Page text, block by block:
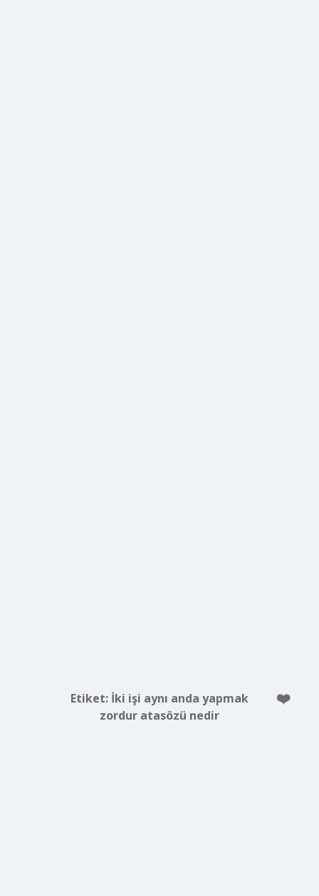
Etiket: İki işi aynı anda yapmak
zordur atasözü nedir